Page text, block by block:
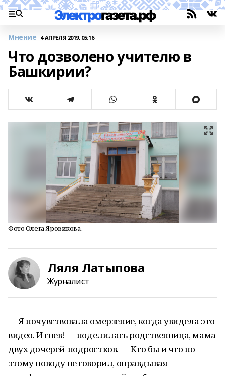
Мнение 4 АПРЕЛЯ 2019, 05:16
Что дозволено учителю в
Башкирии?
Фото Олега Яровикова.
Ляля Латыпова
Журналист
— Я почувствовала омерзение, когда увидела это
видео. И гнев! — поделилась родственница, мама
двух дочерей-подростков. — Кто бы и что по
этому поводу не говорил, оправдывая